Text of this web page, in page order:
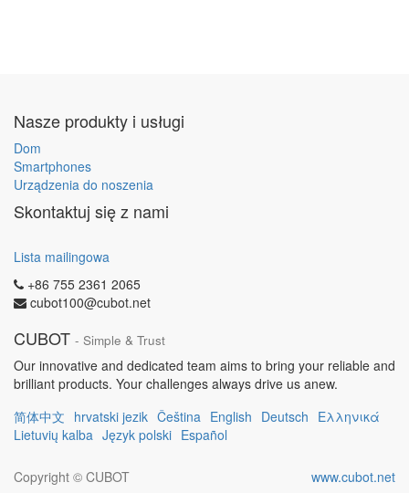
Nasze produkty i usługi
Dom
Smartphones
Urządzenia do noszenia
Skontaktuj się z nami
Lista mailingowa
+86 755 2361 2065
cubot100@cubot.net
CUBOT - Simple & Trust
Our innovative and dedicated team aims to bring your reliable and
brilliant products. Your challenges always drive us anew.
简体中文 hrvatski jezik Čeština English Deutsch Ελληνικά
Lietuvių kalba Język polski Español
www.cubot.net
Copyright © CUBOT